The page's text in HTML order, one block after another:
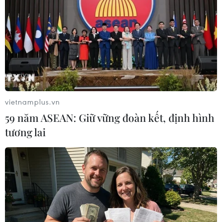
TIN LIÊN QUAN
vietnamplus.vn
59 năm ASEAN: Giữ vững đoàn kết, định hình
tương lai